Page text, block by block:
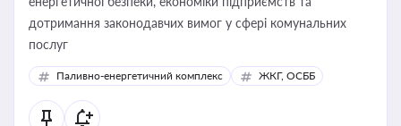
дотримання законодавчих вимог у сфері комунальних
послуг
Паливно-енергетичний комплекс ЖКГ, ОСББ